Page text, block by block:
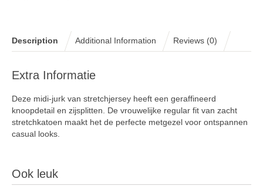
Description Additional Information Reviews (0)
Extra Informatie
Deze midi-jurk van stretchjersey heeft een geraffineerd
knoopdetail en zijsplitten. De vrouwelijke regular fit van zacht
stretchkatoen maakt het de perfecte metgezel voor ontspannen
casual looks.
Ook leuk